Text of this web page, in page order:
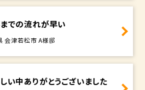
での流れが早い
会津若松市 A様邸
い中ありがとうございました